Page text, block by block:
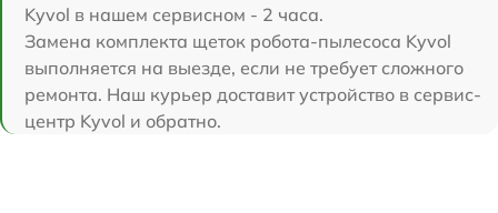
Kyvol в нашем сервисном - 2 часа.
Замена комплекта щеток робота-пылесоса Kyvol
выполняется на выезде, если не требует сложного
ремонта. Наш курьер доставит устройство в сервис-
центр Kyvol и обратно.